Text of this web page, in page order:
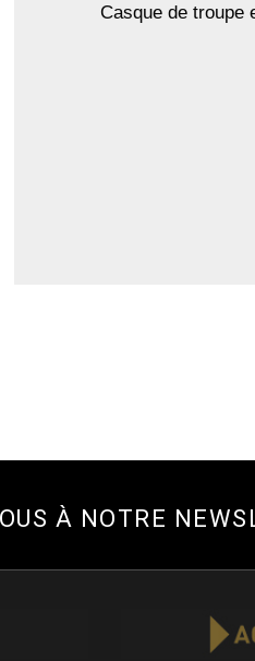
Casque de troupe
À NOTRE